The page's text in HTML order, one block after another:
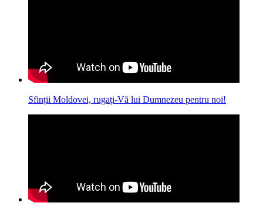
Sfinții Moldovei, rugați-Vă lui Dumnezeu pentru noi!